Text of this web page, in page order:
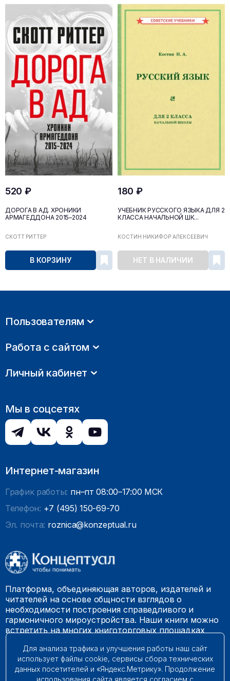
520 ₽
ДОРОГА В АД. ХРОНИКИ
АРМАГЕДДОНА 2015–2024
СКОТТ РИТТЕР
В КОРЗИНУ
180 ₽
УЧЕБНИК РУССКОГО ЯЗЫКА ДЛЯ 2
КЛАССА НАЧАЛЬНОЙ ШК...
КОСТИН НИКИФОР АЛЕКСЕЕВИЧ
НЕТ В НАЛИЧИИ
Пользователям
Работа с сайтом
Личный кабинет
Мы в соцсетях
Интернет-магазин
График работы: пн–пт 08:00–17:00 МСК
Телефон: +7 (495) 150-69-70
Эл. почта: roznica@konzeptual.ru
Платформа, объединяющая авторов, издателей и
читателей на основе общности взглядов о
необходимости построения справедливого и
гармоничного мироустройства. Наши книги можно
встретить на многих книготорговых площадках
© 2009 – 2026. Все права защищены.
Для анализа трафика и улучшения работы наш сайт
использует файлы cookie, сервисы сбора технических
данных посетителей и «Яндекс.Метрику». Продолжение
использования сайта является согласием с